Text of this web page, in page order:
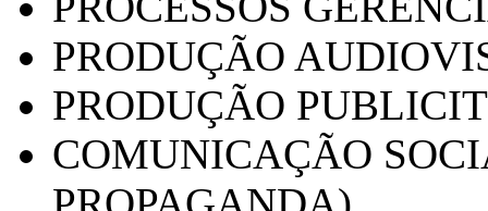
PRODUÇÃO
PRODUÇÃO
COMUNICAÇÃO